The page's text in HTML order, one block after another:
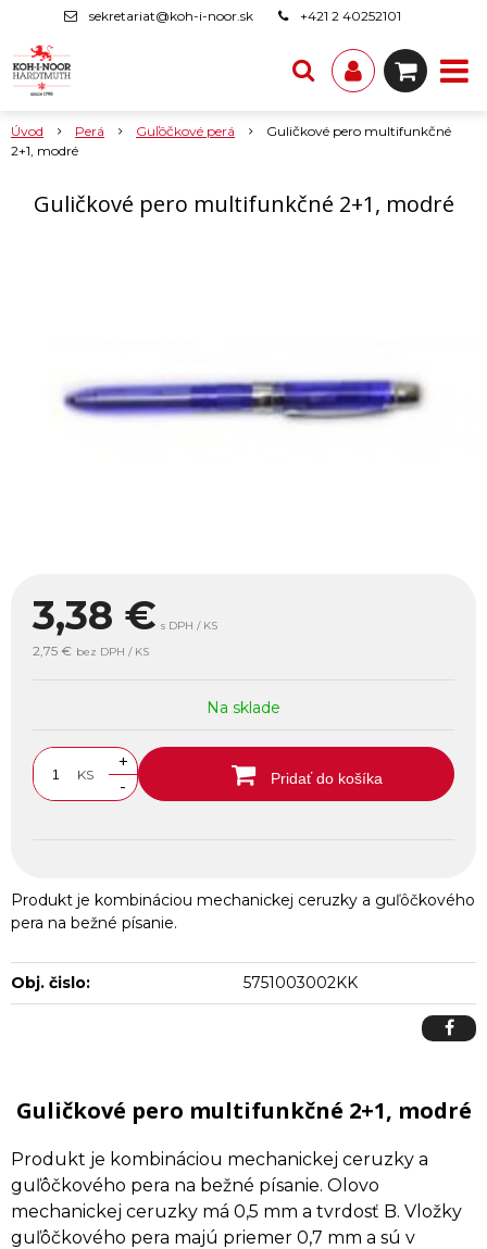
sekretariat@koh-i-noor.sk +421 2 40252101
Úvod Perá Guľôčkové perá
Guličkové pero multifunkčné
2+1, modré
Guličkové pero multifunkčné 2+1, modré
3,38 € s DPH / KS
2,75 € bez DPH / KS
Na sklade
KS
+
-
Pridať do košíka
Produkt je kombináciou mechanickej ceruzky a guľôčkového
pera na bežné písanie.
Obj. čislo: 5751003002KK
Guličkové pero multifunkčné 2+1, modré
Produkt je kombináciou mechanickej ceruzky a
guľôčkového pera na bežné písanie. Olovo
mechanickej ceruzky má 0,5 mm a tvrdosť B. Vložky
guľôčkového pera majú priemer 0,7 mm a sú v